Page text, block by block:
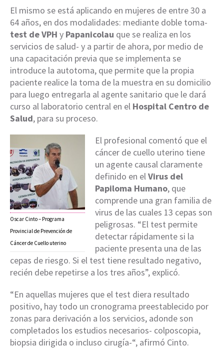
El mismo se está aplicando en mujeres de entre 30 a
64 años, en dos modalidades: mediante doble toma-
test de VPH y Papanicolau que se realiza en los
servicios de salud- y a partir de ahora, por medio de
una capacitación previa que se implementa se
introduce la autotoma, que permite que la propia
paciente realice la toma de la muestra en su domicilio
para luego entregarla al agente sanitario que le dará
curso al laboratorio central en el Hospital Centro de
Salud, para su proceso.
Oscar Cinto – Programa
Provincial de Prevención de
Cáncer de Cuello uterino
El profesional comentó que el
cáncer de cuello uterino tiene
un agente causal claramente
definido en elVirus del
Papiloma Humano, que
comprende una gran familia de
virus de las cuales 13 cepas son
peligrosas. “El test permite
detectar rápidamente si la
paciente presenta una de las
cepas de riesgo. Si el test tiene resultado negativo,
recién debe repetirse a los tres años”, explicó.
“En aquellas mujeres que el test diera resultado
positivo, hay todo un cronograma preestablecido por
zonas para derivación a los servicios, adonde son
completados los estudios necesarios- colposcopia,
biopsia dirigida o incluso cirugía-“, afirmó Cinto.